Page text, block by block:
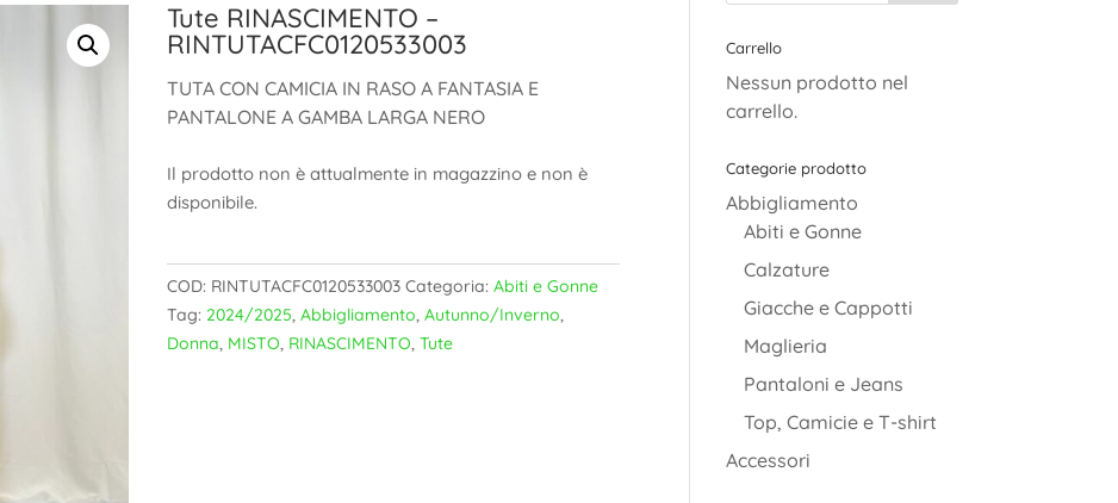
Tute RINASCIMENTO –
RINTUTACFC0120533003
TUTA CON CAMICIA IN RASO A FANTASIA E
PANTALONE A GAMBA LARGA NERO
Il prodotto non è attualmente in magazzino e non è
disponibile.
COD: RINTUTACFC0120533003 Categoria:Abiti e Gonne
Tag: 2024/2025,Abbigliamento,Autunno/Inverno,
Donna, MISTO, RINASCIMENTO,Tute
Carrello
Nessun prodotto nel
carrello.
Categorie prodotto
Abbigliamento
Abiti e Gonne
Calzature
Giacche e Cappotti
Maglieria
Pantaloni e Jeans
Top, Camicie e T-shirt
Accessori